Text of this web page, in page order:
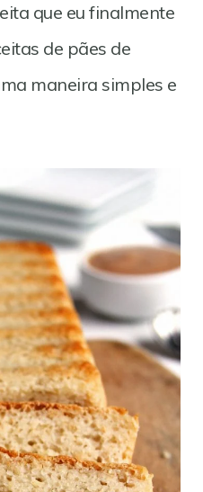
que eu finalmente
de pães de
maneira simples e